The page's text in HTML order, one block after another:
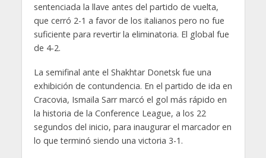
sentenciada la llave antes del partido de vuelta,
que cerró 2-1 a favor de los italianos pero no fue
suficiente para revertir la eliminatoria. El global fue
de 4-2.
La semifinal ante el Shakhtar Donetsk fue una
exhibición de contundencia. En el partido de ida en
Cracovia, Ismaïla Sarr marcó el gol más rápido en
la historia de la Conference League, a los 22
segundos del inicio, para inaugurar el marcador en
lo que terminó siendo una victoria 3-1.